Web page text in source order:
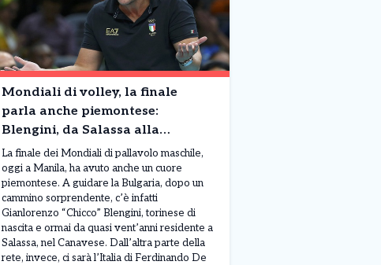
Mondiali di volley, la finale
parla anche piemontese:
Blengini, da Salassa alla
panchina della Bulgaria
La finale dei Mondiali di pallavolo maschile,
oggi a Manila, ha avuto anche un cuore
piemontese. A guidare la Bulgaria, dopo un
cammino sorprendente, c’è infatti
Gianlorenzo “Chicco” Blengini, torinese di
nascita e ormai da quasi vent’anni residente a
Salassa, nel Canavese. Dall’altra parte della
rete, invece, ci sarà l’Italia di Ferdinando De